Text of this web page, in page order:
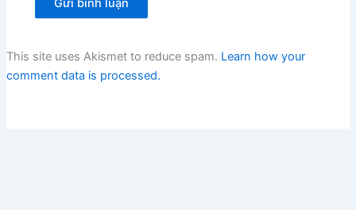
This site uses Akismet to reduce spam. Learn how your
comment data is processed.